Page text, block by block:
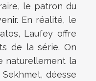
le patron du
En réalité, le
Laufey offre
de la série. On
naturellement la
déesse